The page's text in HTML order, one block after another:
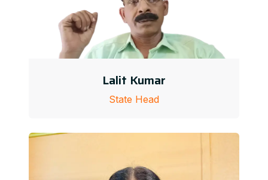
Lalit Kumar
State Head